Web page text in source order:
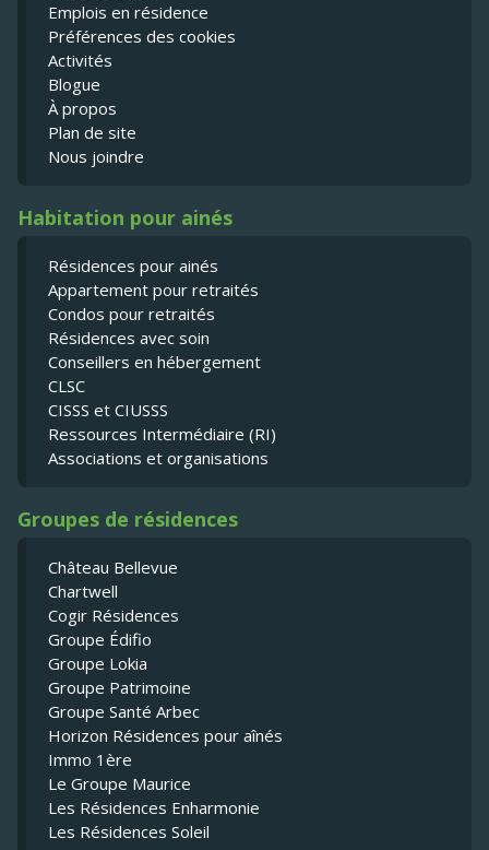
Emplois en résidence
Préférences des cookies
Activités
Blogue
À propos
Plan de site
Nous joindre
Habitation pour ainés
Résidences pour ainés
Appartement pour retraités
Condos pour retraités
Résidences avec soin
Conseillers en hébergement
CLSC
CISSS et CIUSSS
Ressources Intermédiaire (RI)
Associations et organisations
Groupes de résidences
Château Bellevue
Chartwell
Cogir Résidences
Groupe Édifio
Groupe Lokia
Groupe Patrimoine
Groupe Santé Arbec
Horizon Résidences pour aînés
Immo 1ère
Le Groupe Maurice
Les Résidences Enharmonie
Les Résidences Soleil